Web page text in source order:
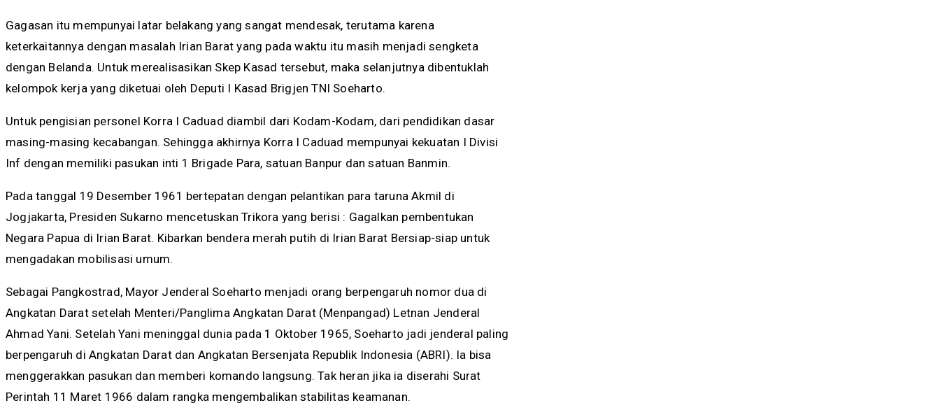
Gagasan itu mempunyai latar belakang yang sangat mendesak, terutama karena
keterkaitannya dengan masalah Irian Barat yang pada waktu itu masih menjadi sengketa
dengan Belanda. Untuk merealisasikan Skep Kasad tersebut, maka selanjutnya dibentuklah
kelompok kerja yang diketuai oleh Deputi I Kasad Brigjen TNI Soeharto.
Untuk pengisian personel Korra I Caduad diambil dari Kodam-Kodam, dari pendidikan dasar
masing-masing kecabangan. Sehingga akhirnya Korra I Caduad mempunyai kekuatan I Divisi
Inf dengan memiliki pasukan inti 1 Brigade Para, satuan Banpur dan satuan Banmin.
Pada tanggal 19 Desember 1961 bertepatan dengan pelantikan para taruna Akmil di
Jogjakarta, Presiden Sukarno mencetuskan Trikora yang berisi : Gagalkan pembentukan
Negara Papua di Irian Barat. Kibarkan bendera merah putih di Irian Barat Bersiap-siap untuk
mengadakan mobilisasi umum.
Sebagai Pangkostrad, Mayor Jenderal Soeharto menjadi orang berpengaruh nomor dua di
Angkatan Darat setelah Menteri/Panglima Angkatan Darat (Menpangad) Letnan Jenderal
Ahmad Yani. Setelah Yani meninggal dunia pada 1 Oktober 1965, Soeharto jadi jenderal paling
berpengaruh di Angkatan Darat dan Angkatan Bersenjata Republik Indonesia (ABRI). Ia bisa
menggerakkan pasukan dan memberi komando langsung. Tak heran jika ia diserahi Surat
Perintah 11 Maret 1966 dalam rangka mengembalikan stabilitas keamanan.